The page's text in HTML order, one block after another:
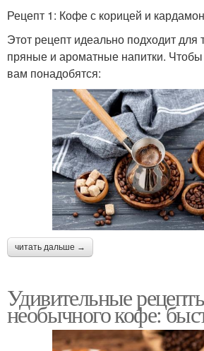
Рецепт 1: Кофе с корицей и
Этот рецепт идеально подходит для
пряные и ароматные напитки. Чтобы
вам понадобятся:
читать дальше →
Удивительные
необычного кофе: